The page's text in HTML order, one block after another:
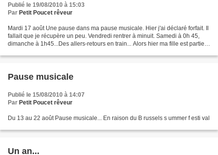
Publié le 19/08/2010 à 15:03
Par Petit Poucet rêveur
Mardi 17 août Une pause dans ma pause musicale. Hier j'ai déclaré forfait. Il
fallait que je récupère un peu. Vendredi rentrer à minuit. Samedi à 0h 45,
dimanche à 1h45...Des allers-retours en train... Alors hier ma fille est partie
Pause musicale
Publié le 15/08/2010 à 14:07
Par Petit Poucet rêveur
Du 13 au 22 août Pause musicale... En raison du B russels s ummer f esti val
Un an...